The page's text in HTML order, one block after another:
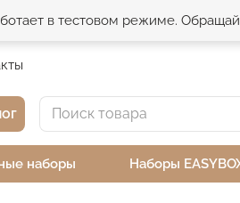
в тестовом режиме.
наборы Наборы